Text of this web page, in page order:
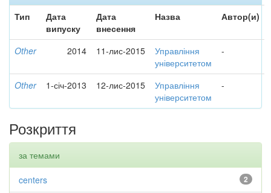
Тип
Дата
випуску
Дата
внесення
Назва Автор(и)
Other 2014 11-лис-2015
Управління
університетом
-
Other 1-січ-2013 12-лис-2015
Управління
університетом
-
Розкриття
за темами
2
centers